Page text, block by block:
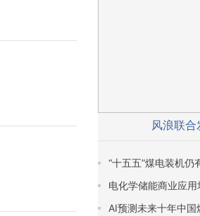
风浪联
“十五五”煤电装机仍
电化学储能商业应
AI预测未来十年中